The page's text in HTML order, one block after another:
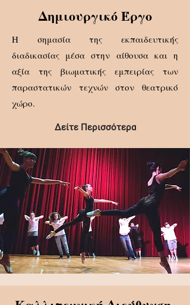
Δημιουργικό Έργο
Η σημασία της εκπαιδευτικής
διαδικασίας μέσα στην αίθουσα και η
αξία της βιωματικής εμπειρίας των
παραστατικών τεχνών στον θεατρικό
χώρο.
Δείτε Περισσότερα